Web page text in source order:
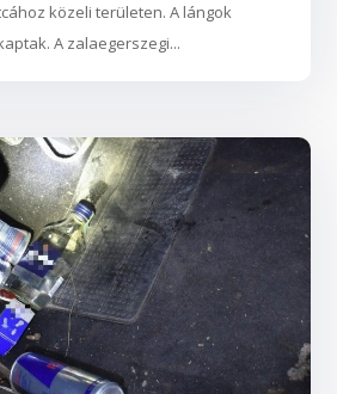
közeli területen. A lángok
A zalaegerszegi...